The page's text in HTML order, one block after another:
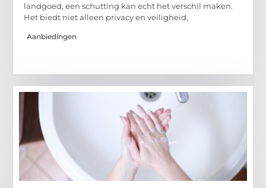
landgoed, een schutting kan echt het verschil maken.
Het biedt niet alleen privacy en veiligheid,
Aanbiedingen